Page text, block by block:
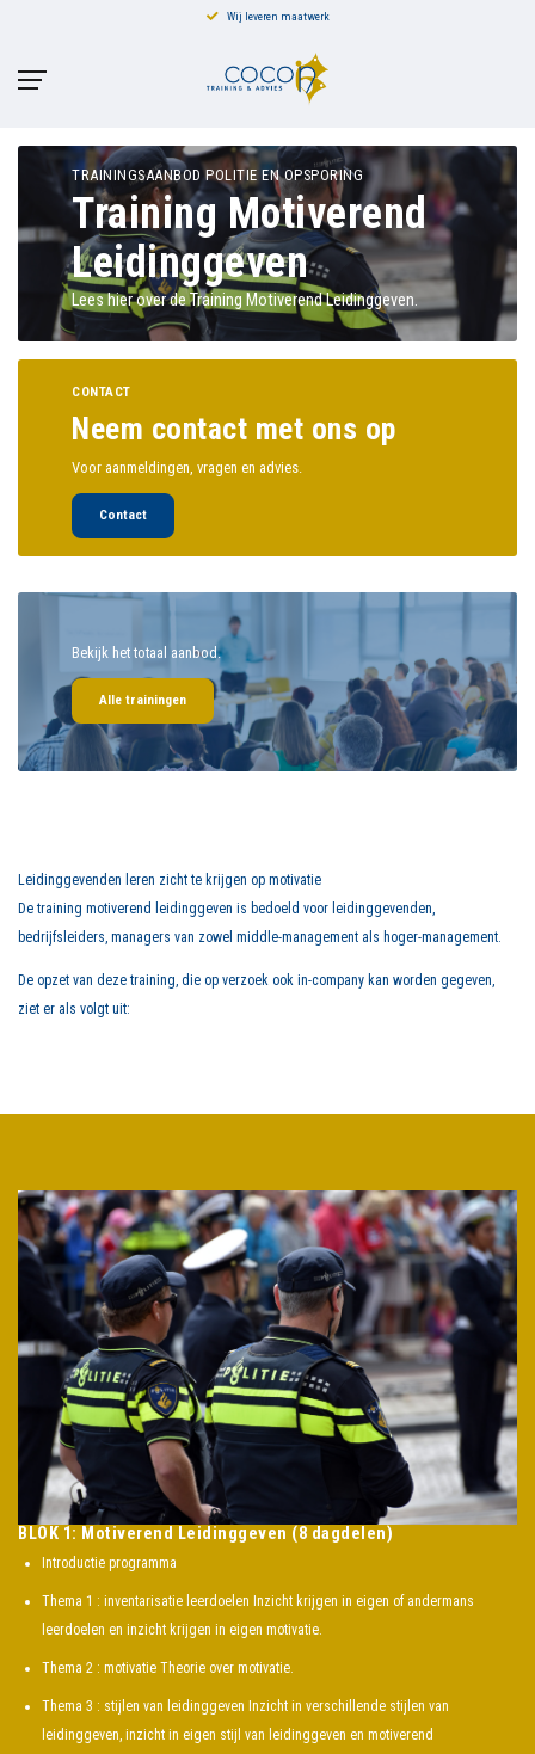
Wij leveren maatwerk
TRAININGSAANBOD POLITIE EN OPSPORING
Training Motiverend
Leidinggeven
Lees hier over de Training Motiverend Leidinggeven.
CONTACT
Neem contact met ons op
Voor aanmeldingen, vragen en advies.
Contact
Bekijk het totaal aanbod.
Alle trainingen
Leidinggevenden leren zicht te krijgen op motivatie
De training motiverend leidinggeven is bedoeld voor leidinggevenden,
bedrijfsleiders, managers van zowel middle-management als hoger-management.
De opzet van deze training, die op verzoek ook in-company kan worden gegeven,
ziet er als volgt uit:
BLOK 1: Motiverend Leidinggeven (8 dagdelen)
Introductie programma
Thema 1 : inventarisatie leerdoelen Inzicht krijgen in eigen of andermans
leerdoelen en inzicht krijgen in eigen motivatie.
Thema 2 : motivatie Theorie over motivatie.
Thema 3 : stijlen van leidinggeven Inzicht in verschillende stijlen van
leidinggeven, inzicht in eigen stijl van leidinggeven en motiverend